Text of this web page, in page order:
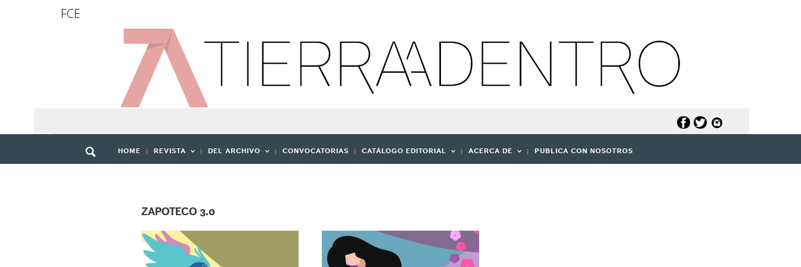
FCE
HOME REVISTA DEL ARCHIVO CONVOCATORIAS CATÁLOGO EDITORIAL ACERCA DE PUBLICA CON NOSOTROS
ZAPOTECO 3.0